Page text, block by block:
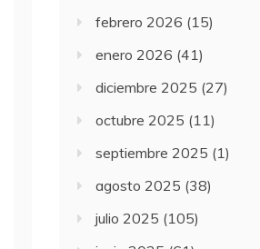
febrero 2026 (15)
enero 2026 (41)
diciembre 2025 (27)
octubre 2025 (11)
septiembre 2025 (1)
agosto 2025 (38)
julio 2025 (105)